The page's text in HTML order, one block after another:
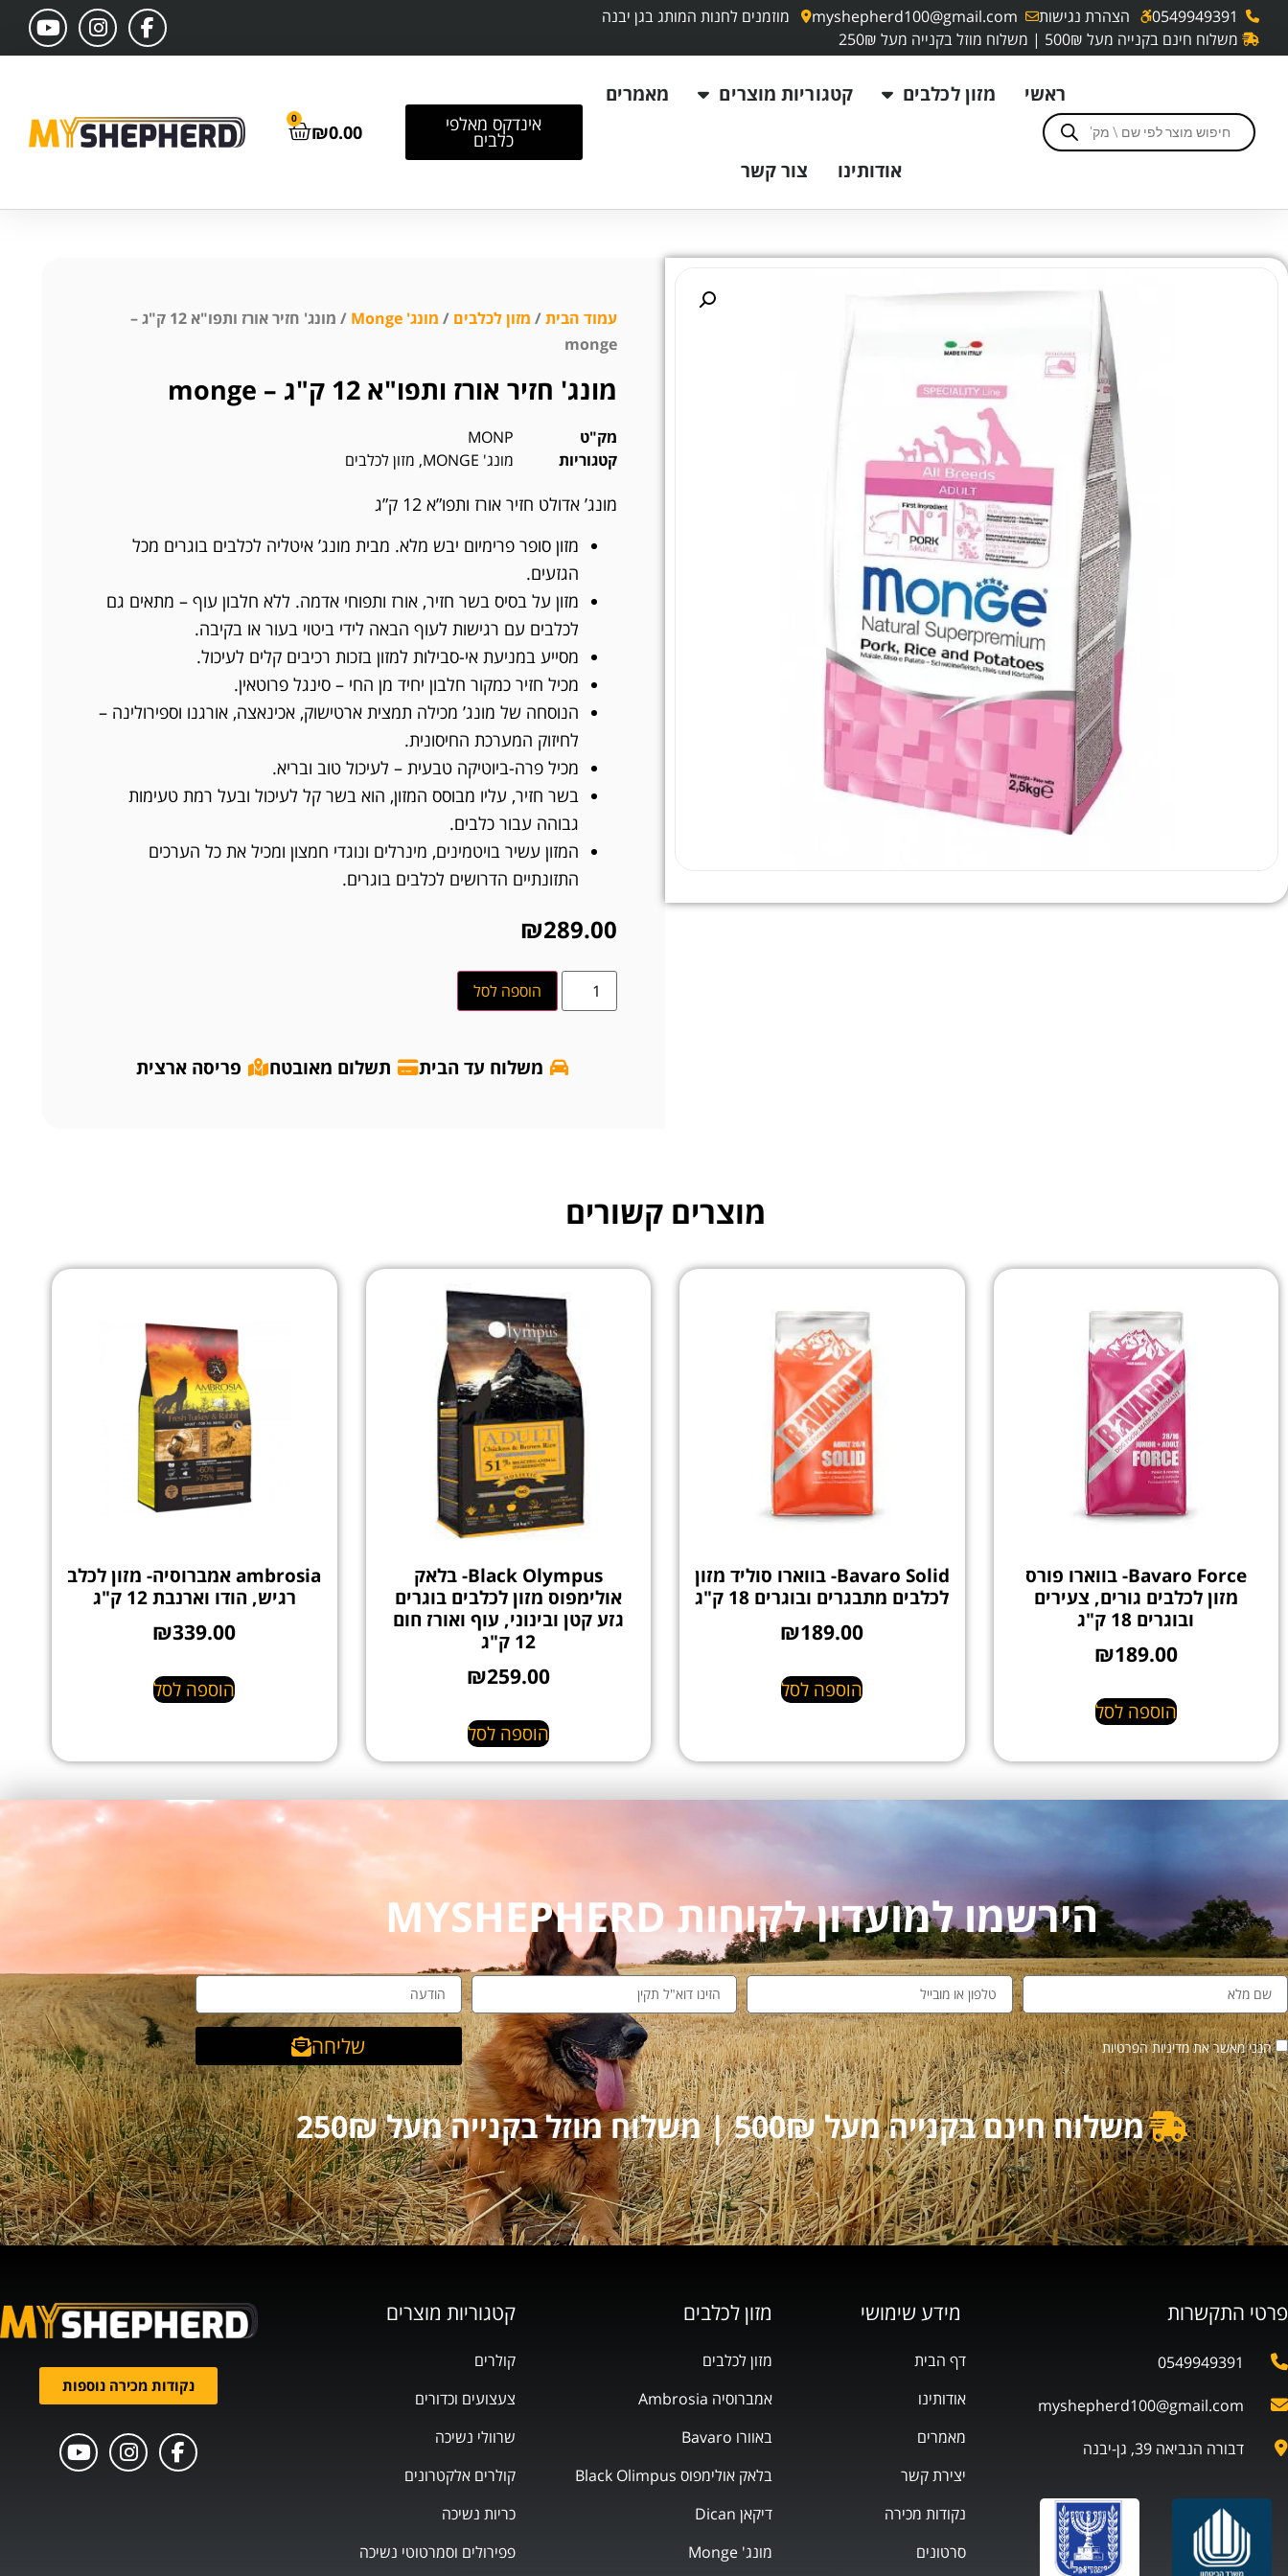
0549949391 הצהרת נגישות myshepherd100@gmail.com
מוזמנים לחנות המותג בגן יבנה
משלוח חינם בקנייה מעל 500₪ | משלוח מוזל בקנייה מעל 250₪
ראשי מזון לכלבים קטגוריות מוצרים מאמרים
אודותינו צור קשר
אינדקס מאלפי
כלבים ₪0.00
0
עמוד הבית/ מזון לכלבים / מונג' Monge
/ מונג' חזיר אורז ותפו"א 12 ק"ג –
monge
מונג' חזיר אורז ותפו"א 12 ק"ג – monge
מק"ט
MONP
קטגוריות
מונג' MONGE , מזון לכלבים
מונג’ אדולט חזיר אורז ותפו”א 12 ק”ג
מזון סופר פרימיום יבש מלא. מבית מונג’ איטליה לכלבים בוגרים מכל
הגזעים.
מזון על בסיס בשר חזיר, אורז ותפוחי אדמה. ללא חלבון עוף – מתאים גם
לכלבים עם רגישות לעוף הבאה לידי ביטוי בעור או בקיבה.
מסייע במניעת אי-סבילות למזון בזכות רכיבים קלים לעיכול.
מכיל חזיר כמקור חלבון יחיד מן החי – סינגל פרוטאין.
הנוסחה של מונג’ מכילה תמצית ארטישוק, אכינאצה, אורגנו וספירולינה –
לחיזוק המערכת החיסונית.
מכיל פרה-ביוטיקה טבעית – לעיכול טוב ובריא.
בשר חזיר, עליו מבוסס המזון, הוא בשר קל לעיכול ובעל רמת טעימות
גבוהה עבור כלבים.
המזון עשיר בויטמינים, מינרלים ונוגדי חמצון ומכיל את כל הערכים
התזונתיים הדרושים לכלבים בוגרים.
₪289.00
הוספה לסל
משלוח עד הבית תשלום מאובטח פריסה ארצית
מוצרים קשורים
Bavaro Force- בווארו פורס
מזון לכלבים גורים, צעירים
ובוגרים 18 ק"ג
₪189.00
הוספה לסל
Bavaro Solid- בווארו סוליד מזון
לכלבים מתבגרים ובוגרים 18 ק"ג
₪189.00
הוספה לסל
Black Olympus- בלאק
אולימפוס מזון לכלבים בוגרים
גזע קטן ובינוני, עוף ואורז חום
12 ק"ג
₪259.00
הוספה לסל
ambrosia אמברוסיה- מזון לכלב
רגיש, הודו וארנבת 12 ק"ג
₪339.00
הוספה לסל
הירשמו למועדון לקוחות MYSHEPHERD
הנני מאשר את מדיניות הפרטיות שליחה
משלוח חינם בקנייה מעל 500₪ | משלוח מוזל בקנייה מעל 250₪
פרטי התקשרות
0549949391
myshepherd100@gmail.com
דבורה הנביאה 39, גן-יבנה
מידע שימושי
דף הבית
אודותינו
מאמרים
יצירת קשר
נקודות מכירה
סרטונים
מזון לכלבים
מזון לכלבים
אמברוסיה Ambrosia
באוורו Bavaro
בלאק אולימפוס Black Olimpus
דיקאן Dican
מונג' Monge
קטגוריות מוצרים
קולרים
צעצועים וכדורים
שרוולי נשיכה
קולרים אלקטרונים
כריות נשיכה
פפירולים וסמרטוטי נשיכה
נקודות מכירה נוספות